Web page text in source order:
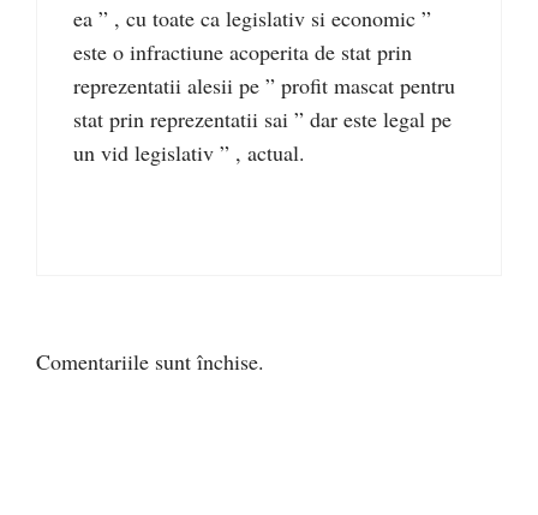
ea ” , cu toate ca legislativ si economic ”
este o infractiune acoperita de stat prin
reprezentatii alesii pe ” profit mascat pentru
stat prin reprezentatii sai ” dar este legal pe
un vid legislativ ” , actual.
Comentariile sunt închise.